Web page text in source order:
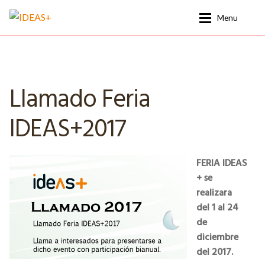
Ir
Ir
Menu
Llamado Feria
IDEAS+2017
FERIA IDEAS
+ se
realizara
del 1 al 24
de
diciembre
del 2017.